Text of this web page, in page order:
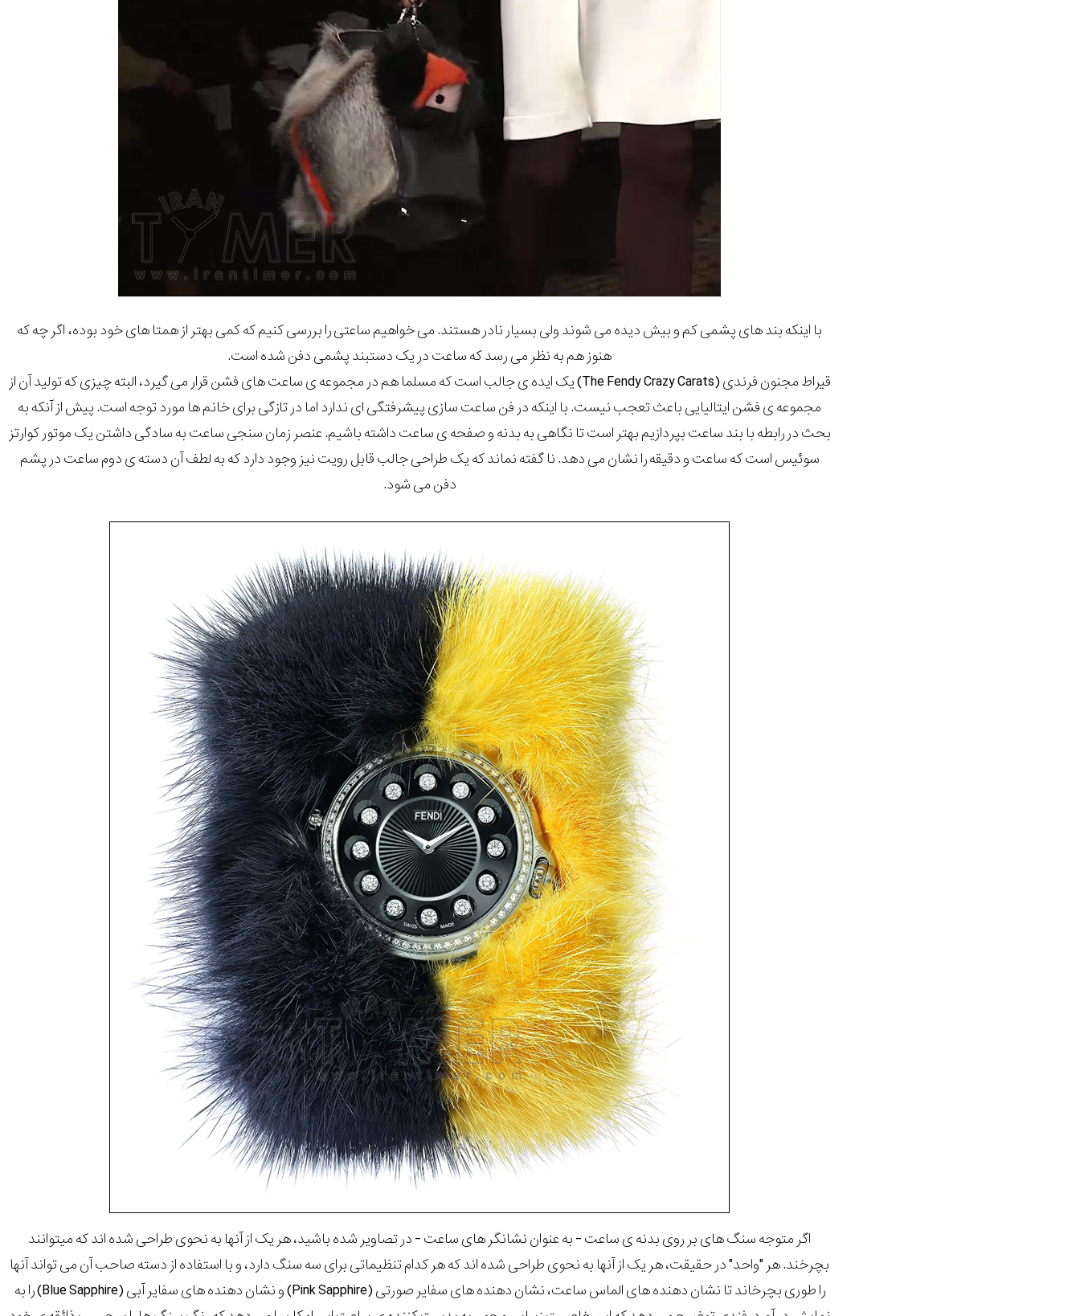
با اینکه بند های پشمی کم و بیش دیده می شوند ولی بسیار نادر هستند. می خواهیم ساعتی را بررسی کنیم که کمی بهتر از همتا های خود بوده، اگر چه که
هنوز هم به نظر می رسد که ساعت در یک دستبند پشمی دفن شده است.
قیراط مجنون فرندی (The Fendy Crazy Carats) یک ایده ی جالب است که مسلما هم در مجموعه ی ساعت های فشن قرار می گیرد، البته چیزی که تولید آن از
مجموعه ی فشن ایتالیایی باعث تعجب نیست. با اینکه در فن ساعت سازی پیشرفتگی ای ندارد اما در تازگی برای خانم ها مورد توجه است. پیش از آنکه به
بحث در رابطه با بند ساعت بپردازیم بهتر است تا نگاهی به بدنه و صفحه ی ساعت داشته باشیم. عنصر زمان سنجی ساعت به سادگی داشتن یک موتور کوارتز
سوئیس است که ساعت و دقیقه را نشان می دهد. نا گفته نماند که یک طراحی جالب قابل رویت نیز وجود دارد که به لطف آن دسته ی دوم ساعت در پشم
دفن می شود.
اگر متوجه سنگ های بر روی بدنه ی ساعت - به عنوان نشانگر های ساعت - در تصاویر شده باشید، هر یک از آنها به نحوی طراحی شده اند که میتوانند
بچرخند. هر "واحد" در حقیقت، هر یک از آنها به نحوی طراحی شده اند که هر کدام تنظیماتی برای سه سنگ دارد، و با استفاده از دسته صاحب آن می تواند آنها
را طوری بچرخاند تا نشان دهنده های الماس ساعت، نشان دهنده های سفایر صورتی (Pink Sapphire) و نشان دهنده های سفایر آبی (Blue Sapphire) را به